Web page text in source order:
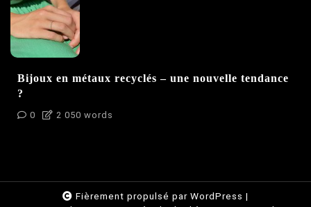
Bijoux en métaux recyclés – une nouvelle tendance
?
0 2 050 words
Fièrement propulsé par WordPress |